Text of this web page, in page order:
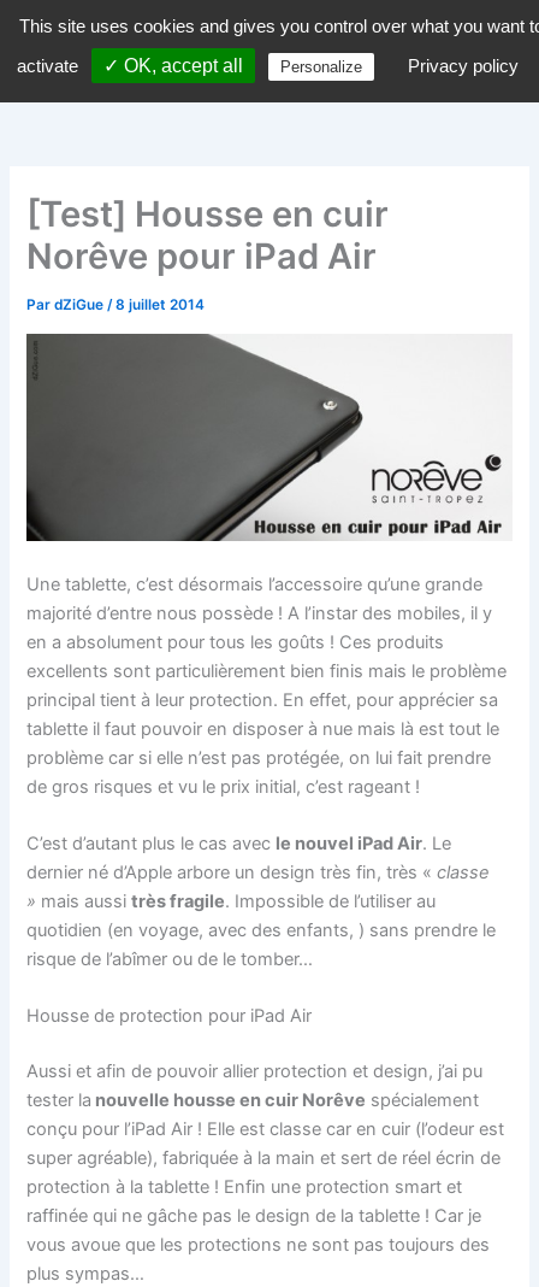
contenu
dZiGue
[Test] Housse en cuir
Norêve pour iPad Air
PardZiGue/8 juillet 2014
Une tablette, c’est désormais l’accessoire qu’une grande
majorité d’entre nous possède ! A l’instar des mobiles, il y
en a absolument pour tous les goûts ! Ces produits
excellents sont particulièrement bien finis mais le problème
principal tient à leur protection. En effet, pour apprécier sa
tablette il faut pouvoir en disposer à nue mais là est tout le
problème car si elle n’est pas protégée, on lui fait prendre
de gros risques et vu le prix initial, c’est rageant !
C’est d’autant plus le cas avec le nouvel iPad Air. Le
dernier né d’Apple arbore un design très fin, très «classe
» mais aussitrès fragile. Impossible de l’utiliser au
quotidien (en voyage, avec des enfants, ) sans prendre le
risque de l’abîmer ou de le tomber…
Housse de protection pour iPad Air
Aussi et afin de pouvoir allier protection et design, j’ai pu
tester la nouvelle housse en cuir Norêve spécialement
conçu pour l’iPad Air ! Elle est classe car en cuir (l’odeur est
super agréable), fabriquée à la main et sert de réel écrin de
protection à la tablette ! Enfin une protection smart et
raffinée qui ne gâche pas le design de la tablette ! Car je
vous avoue que les protections ne sont pas toujours des
plus sympas…
This site uses cookies and gives you control over what you want
activate
✓ OK, accept all Personalize Privacy policy